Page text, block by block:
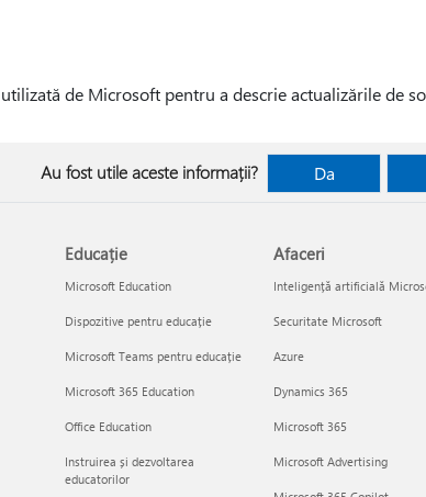
utilizată de Microsoft pentru a descrie actualizările de
Au fost utile aceste informații? Da
Educație
Microsoft Education
Dispozitive pentru educație
Microsoft Teams pentru educație
Microsoft 365 Education
Office Education
Instruirea și dezvoltarea
educatorilor
Afaceri
Inteligență artificială
Securitate Microsoft
Azure
Dynamics 365
Microsoft 365
Microsoft Advertising